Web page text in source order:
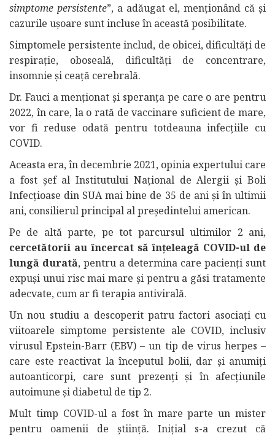
simptome persistente”, a adăugat el, menționând că și
cazurile ușoare sunt incluse în această posibilitate.
Simptomele persistente includ, de obicei, dificultăți de
respirație, oboseală, dificultăți de concentrare,
insomnie și ceață cerebrală.
Dr. Fauci a menționat și speranța pe care o are pentru
2022, în care, la o rată de vaccinare suficient de mare,
vor fi reduse odată pentru totdeauna infecțiile cu
COVID.
Aceasta era, în decembrie 2021, opinia expertului care
a fost șef al Institutului Național de Alergii și Boli
Infecțioase din SUA mai bine de 35 de ani și în ultimii
ani, consilierul principal al președintelui american.
Pe de altă parte, pe tot parcursul ultimilor 2 ani,
cercetătorii au încercat să înțeleagă COVID-ul de
lungă durată, pentru a determina care pacienți sunt
expuși unui risc mai mare și pentru a găsi tratamente
adecvate, cum ar fi terapia antivirală.
Un nou studiu a descoperit patru factori asociați cu
viitoarele simptome persistente ale COVID, inclusiv
virusul Epstein-Barr (EBV) – un tip de virus herpes –
care este reactivat la începutul bolii, dar și anumiți
autoanticorpi, care sunt prezenți și în afecțiunile
autoimune și diabetul de tip 2.
Mult timp COVID-ul a fost în mare parte un mister
pentru oamenii de știință. Inițial s-a crezut că